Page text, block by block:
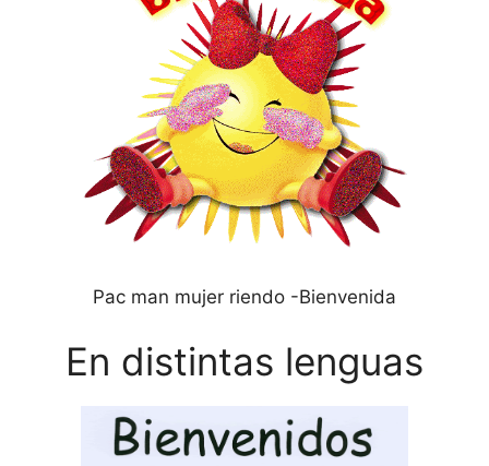
Pac man mujer riendo -Bienvenida
En distintas lenguas